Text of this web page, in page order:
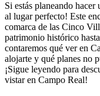
Si estás planeando hacer
al lugar perfecto! Este
comarca de las Cinco
patrimonio histórico
contaremos qué ver en
alojarte y qué planes no
¡Sigue leyendo para
vistar en Campo Real!